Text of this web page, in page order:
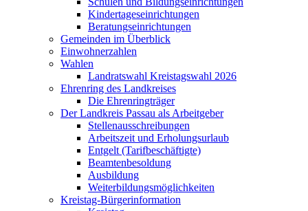
Kindertageseinrichtungen
Beratungseinrichtungen
Gemeinden im Überblick
Einwohnerzahlen
Wahlen
Landratswahl Kreistagswahl 2026
Ehrenring des Landkreises
Die Ehrenringträger
Der Landkreis Passau als Arbeitgeber
Stellenausschreibungen
Arbeitszeit und Erholungsurlaub
Entgelt (Tarifbeschäftigte)
Beamtenbesoldung
Ausbildung
Weiterbildungsmöglichkeiten
Kreistag-Bürgerinformation